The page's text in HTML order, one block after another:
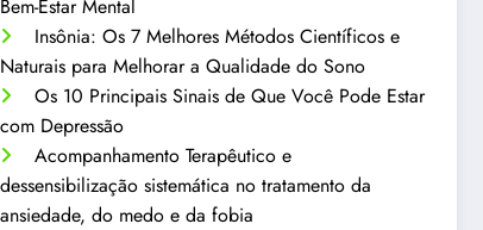
Bem-Estar Mental
Insônia: Os 7 Melhores Métodos Científicos e
Naturais para Melhorar a Qualidade do Sono
Os 10 Principais Sinais de Que Você Pode Estar
com Depressão
Acompanhamento Terapêutico e
dessensibilização sistemática no tratamento da
ansiedade, do medo e da fobia